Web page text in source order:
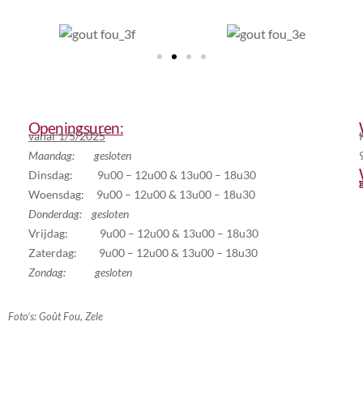
Openingsuren:
vanaf 1/5/2025
Maandag: gesloten
Dinsdag: 9u00 – 12u00 & 13u00 – 18u30
Woensdag: 9u00 – 12u00 & 13u00 – 18u30
Donderdag: gesloten
Vrijdag: 9u00 – 12u00 & 13u00 – 18u30
Zaterdag: 9u00 – 12u00 & 13u00 – 18u30
Zondag: gesloten
Foto’s: Goût Fou, Zele